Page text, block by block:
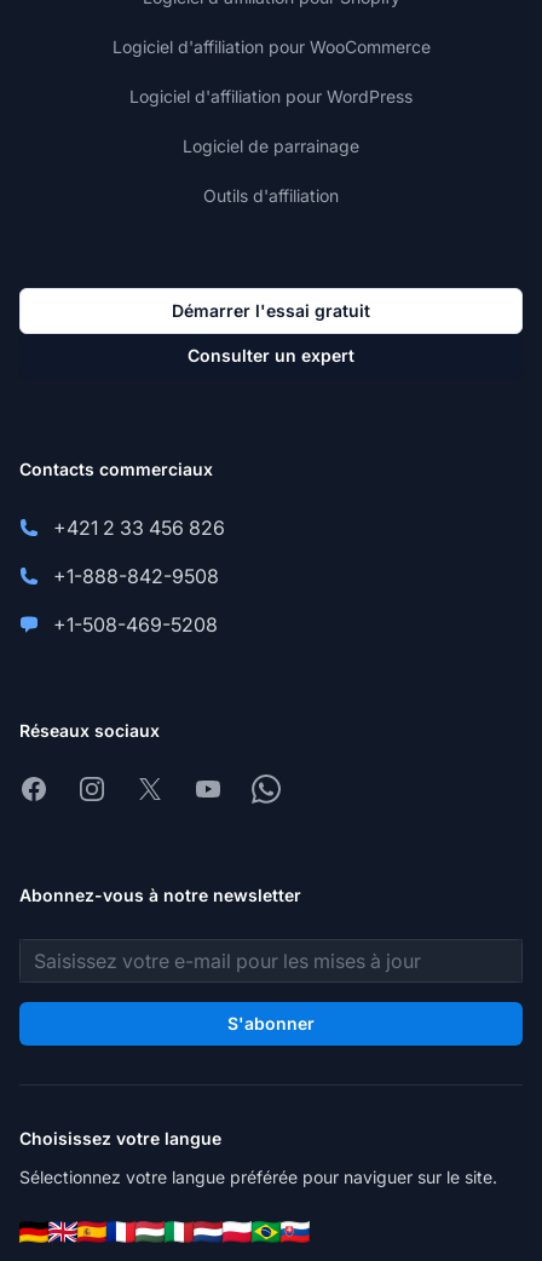
Logiciel d'affiliation pour WooCommerce
Logiciel d'affiliation pour WordPress
Logiciel de parrainage
Outils d'affiliation
Démarrer l'essai gratuit
Consulter un expert
Contacts commerciaux
+421 2 33 456 826
+1-888-842-9508
+1-508-469-5208
Réseaux sociaux
FacebookInstagram
X YoutubeWhatsapp
Abonnez-vous à notre newsletter
Adresse e-mail
S'abonner
Choisissez votre langue
Sélectionnez votre langue préférée pour naviguer sur le site.